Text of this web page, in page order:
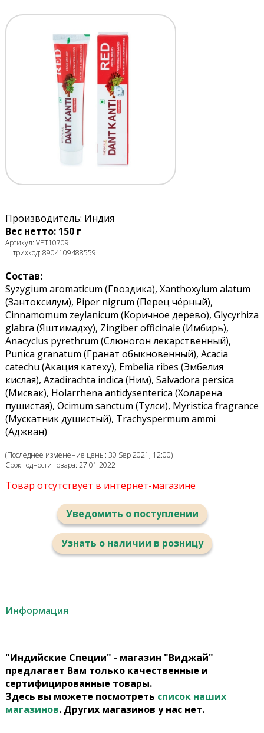
Производитель: Индия
Вес нетто: 150 г
Артикул: VET10709
Штрихкод: 8904109488559
Состав:
Syzygium aromaticum (Гвоздика), Хanthoxylum alatum
(Зантоксилум), Piper nigrum (Перец чёрный),
Cinnamomum zeylanicum (Коричное дерево), Glycyrhiza
glabra (Яштимадху), Zingiber officinale (Имбирь),
Anacyclus pyrethrum (Слюногон лекарственный),
Punica granatum (Гранат обыкновенный), Acacia
catechu (Акация катеху), Embelia ribes (Эмбелия
кислая), Azadirachta indica (Ним), Salvadora persica
(Мисвак), Holarrhena antidysenterica (Холарена
пушистая), Ocimum sanctum (Тулси), Myristica fragrance
(Мускатник душистый), Trachyspermum ammi
(Аджван)
(Последнее изменение цены: 30 Sep 2021, 12:00)
Срок годности товара: 27.01.2022
Товар отсутствует в интернет-магазине
Уведомить о поступлении
Узнать о наличии в розницу
Информация
"Индийские Специи" - магазин "Виджай"
предлагает Вам только качественные и
сертифицированные товары.
Здесь вы можете посмотреть список наших
магазинов. Других магазинов у нас нет.